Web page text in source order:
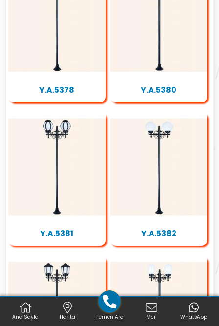
Y.A.5378 Y.A.5380
Y.A.5381 Y.A.5382
Ana Sayfa Harita Hemen Ara Mail WhatsApp